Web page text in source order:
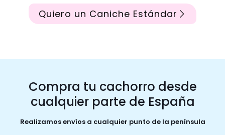
Quiero un Caniche Estándar
Compra tu cachorro desde
cualquier parte de España
Realizamos envíos a cualquier punto de la península